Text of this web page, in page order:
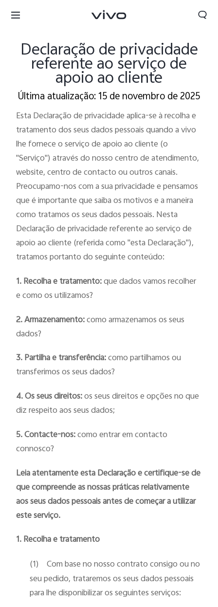
Portugal | Selecionar país/região
Declaração de privacidade
referente ao serviço de
apoio ao cliente
Última atualização: 15 de novembro de 2025
Esta Declaração de privacidade aplica-se à recolha e
tratamento dos seus dados pessoais quando a vivo
lhe fornece o serviço de apoio ao cliente (o
"Serviço") através do nosso centro de atendimento,
website, centro de contacto ou outros canais.
Preocupamo-nos com a sua privacidade e pensamos
que é importante que saiba os motivos e a maneira
como tratamos os seus dados pessoais. Nesta
Declaração de privacidade referente ao serviço de
apoio ao cliente (referida como "esta Declaração"),
tratamos portanto do seguinte conteúdo:
1. Recolha e tratamento:que dados vamos recolher
e como os utilizamos?
2. Armazenamento:como armazenamos os seus
dados?
3. Partilha e transferência:como partilhamos ou
transferimos os seus dados?
4. Os seus direitos:os seus direitos e opções no que
diz respeito aos seus dados;
5. Contacte-nos:como entrar em contacto
connosco?
Leia atentamente esta Declaração e certifique-se de
que compreende as nossas práticas relativamente
aos seus dados pessoais antes de começar a utilizar
este serviço.
1. Recolha e tratamento
(1)
Com base no nosso contrato consigo ou no
seu pedido, trataremos os seus dados pessoais
para lhe disponibilizar os seguintes serviços: